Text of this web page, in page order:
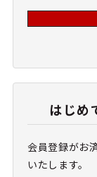
はじめ
会員登録がお
いたします。